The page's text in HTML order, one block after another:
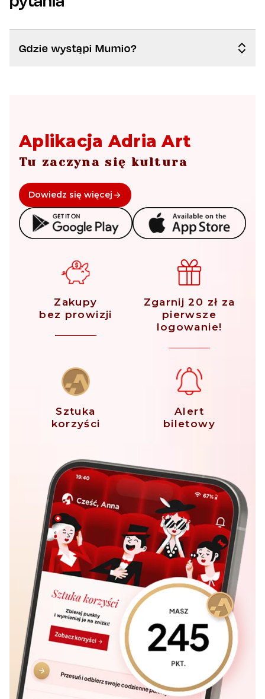
Gdzie wystąpi Mumio?
Aplikacja Adria Art
Tu zaczyna się kultura
Dowiedz się więcej
Zakupy
bez prowizji
Zgarnij 20 zł za
pierwsze
logowanie!
Sztuka
korzyści
Alert
biletowy